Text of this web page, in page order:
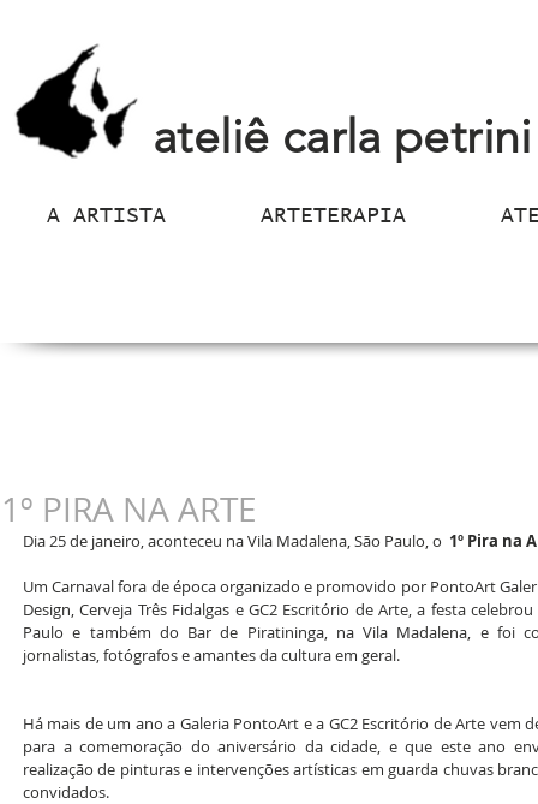
ateliê carla petrini
A ARTISTA ARTETERAPIA
1º PIRA NA ARTE
Dia 25 de janeiro, aconteceu na Vila Madalena, São Paulo, o 1º Pira na
Um Carnaval fora de época organizado e promovido por PontoArt
Design, Cerveja Três Fidalgas e GC2 Escritório de Arte, a festa
Paulo e também do Bar de Piratininga, na Vila Madalena, e foi
jornalistas, fotógrafos e amantes da cultura em geral.
Há mais de um ano a Galeria PontoArt e a GC2 Escritório de Arte vem
para a comemoração do aniversário da cidade, e que este ano
realização de pinturas e intervenções artísticas em guarda chuvas
convidados.